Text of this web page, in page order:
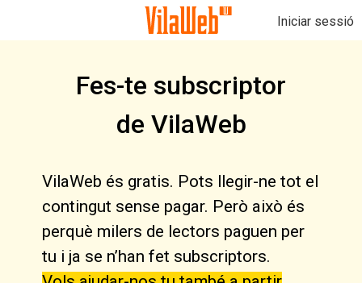
Iniciar sessió
Fes-te subscriptor
de VilaWeb
VilaWeb és gratis. Pots llegir-ne tot el
contingut sense pagar. Però això és
perquè milers de lectors paguen per
tu i ja se n’han fet subscriptors.